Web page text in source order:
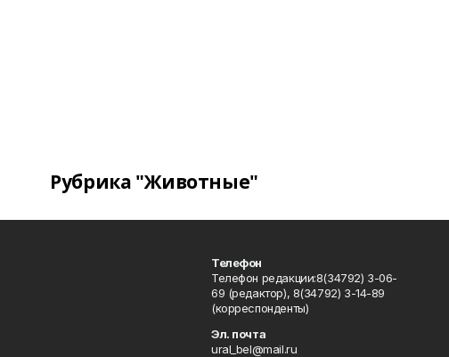
Рубрика "Животные"
Телефон
Телефон редакции:8(34792) 3-06-
69 (редактор), 8(34792) 3-14-89
(корреспонденты)
Эл. почта
ural_bel@mail.ru